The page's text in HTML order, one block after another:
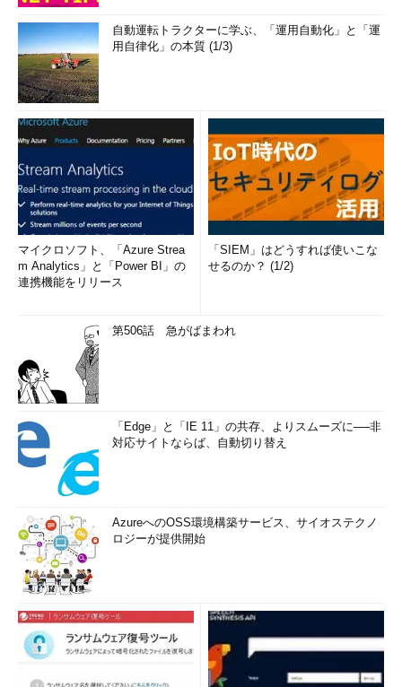
自動運転トラクターに学ぶ、「運用自動化」と「運
用自律化」の本質 (1/3)
マイクロソフト、「Azure Strea
m Analytics」と「Power BI」の
連携機能をリリース
「SIEM」はどうすれば使いこな
せるのか？ (1/2)
第506話 急がばまわれ
「Edge」と「IE 11」の共存、よりスムーズに──非
対応サイトならば、自動切り替え
AzureへのOSS環境構築サービス、サイオステクノ
ロジーが提供開始